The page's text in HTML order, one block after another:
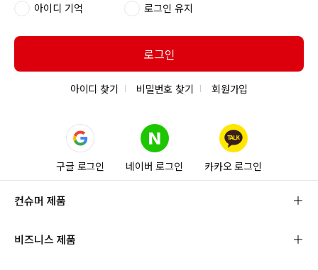
아이디 기억 로그인 유지
로그인
아이디 찾기 비밀번호 찾기 회원가입
구글 로그인 네이버 로그인 카카오 로그인
컨슈머 제품
비즈니스 제품